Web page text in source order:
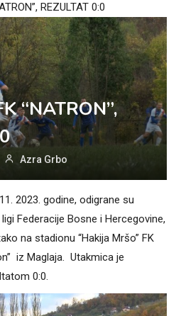
REZULTAT 0:0
“NATRON”,
Azra Grbo
2023. godine, odigrane su
Federacije Bosne i Hercegovine,
na stadionu “Hakija Mršo” FK
iz Maglaja. Utakmica je
0:0.